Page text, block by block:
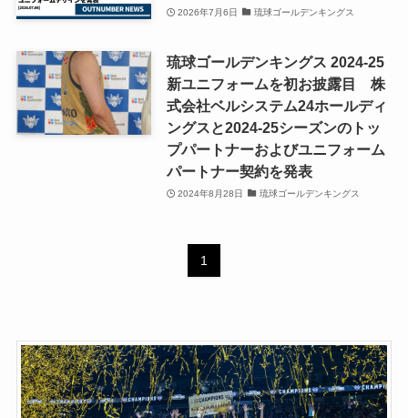
2026年7月6日 琉球ゴールデンキングス
琉球ゴールデンキングス 2024-25
新ユニフォームを初お披露目 株
式会社ベルシステム24ホールディ
ングスと2024-25シーズンのトッ
プパートナーおよびユニフォーム
パートナー契約を発表
2024年8月28日 琉球ゴールデンキングス
1